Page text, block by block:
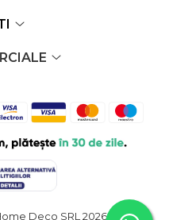
Deco SRL 2026